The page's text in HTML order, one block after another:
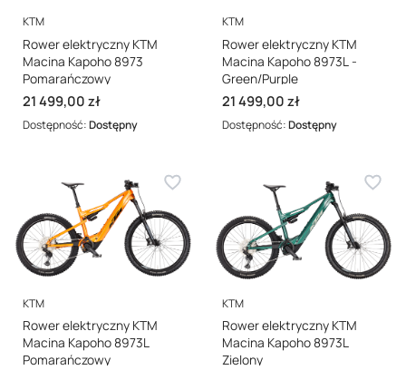
PRODUCENT
KTM
Rower elektryczny KTM
Macina Kapoho 8973
Pomarańczowy
Cena
21 499,00 zł
Dostępność:Dostępny
PRODUCENT
KTM
Rower elektryczny KTM
Macina Kapoho 8973L -
Green/Purple
Cena
21 499,00 zł
Dostępność:Dostępny
PRODUCENT
KTM
Rower elektryczny KTM
Macina Kapoho 8973L
Pomarańczowy
PRODUCENT
KTM
Rower elektryczny KTM
Macina Kapoho 8973L
Zielony